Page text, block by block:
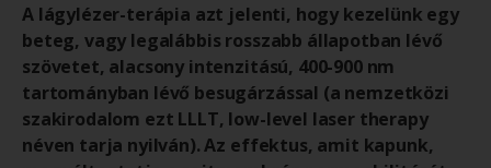
A lágylézer-terápia azt jelenti, hogy kezelünk egy
beteg, vagy legalábbis rosszabb állapotban lévő
szövetet, alacsony intenzitású, 400-900 nm
tartományban lévő besugárzással (a nemzetközi
szakirodalom ezt LLLT, low-level laser therapy
néven tarja nyilván). Az effektus, amit kapunk,